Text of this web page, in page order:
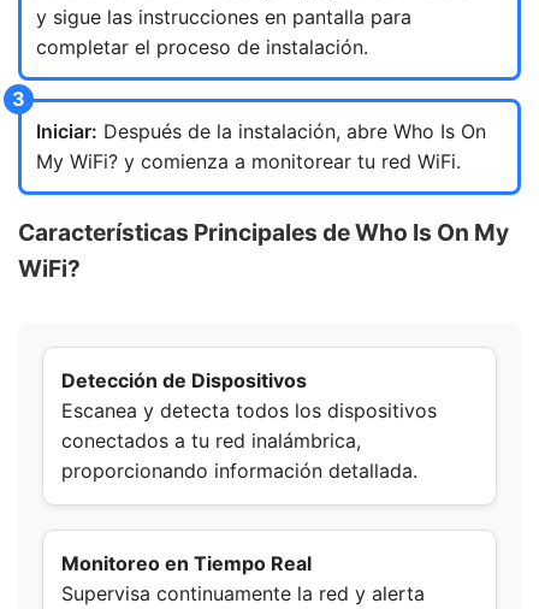
y sigue las instrucciones en pantalla para
completar el proceso de instalación.
Iniciar: Después de la instalación, abre Who Is On
My WiFi? y comienza a monitorear tu red WiFi.
Características Principales de Who Is On My
WiFi?
Detección de Dispositivos
Escanea y detecta todos los dispositivos
conectados a tu red inalámbrica,
proporcionando información detallada.
Monitoreo en Tiempo Real
Supervisa continuamente la red y alerta